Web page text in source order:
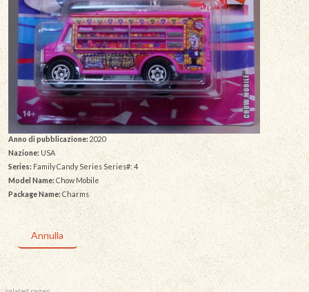
Anno di pubblicazione:2020
Nazione:USA
Series: Family Candy Series Series#: 4
Model Name:Chow Mobile
Package Name:Charms
Annulla
related pages: